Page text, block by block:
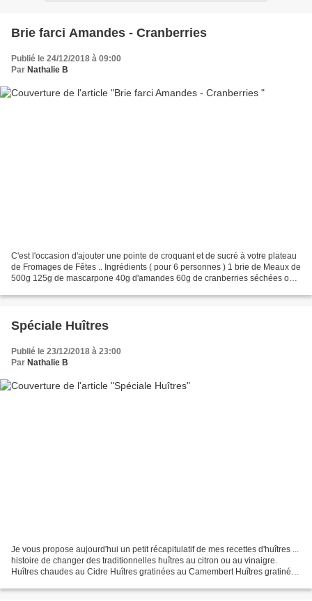
Brie farci Amandes - Cranberries
Publié le 24/12/2018 à 09:00
Par Nathalie B
C'est l'occasion d'ajouter une pointe de croquant et de sucré à votre plateau
de Fromages de Fêtes .. Ingrédients ( pour 6 personnes ) 1 brie de Meaux de
500g 125g de mascarpone 40g d'amandes 60g de cranberries séchées ou
Spéciale Huîtres
Publié le 23/12/2018 à 23:00
Par Nathalie B
Je vous propose aujourd'hui un petit récapitulatif de mes recettes d'huîtres ...
histoire de changer des traditionnelles huîtres au citron ou au vinaigre.
Huîtres chaudes au Cidre Huîtres gratinées au Camembert Huîtres gratinées